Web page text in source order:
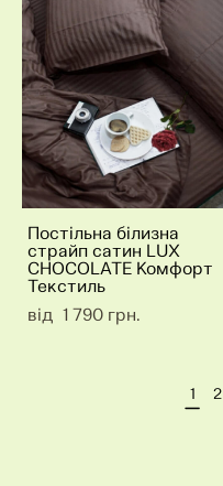
Постільна білизна
страйп сатин LUX
CHOCOLATE Комфорт
Текстиль
від 1 790 грн.
1 2